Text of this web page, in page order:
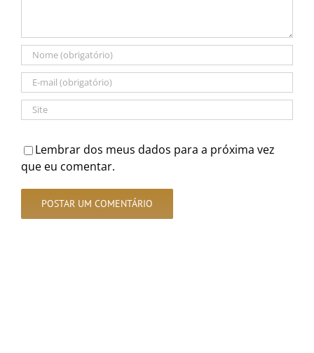
Lembrar dos meus dados para a próxima vez
que eu comentar.